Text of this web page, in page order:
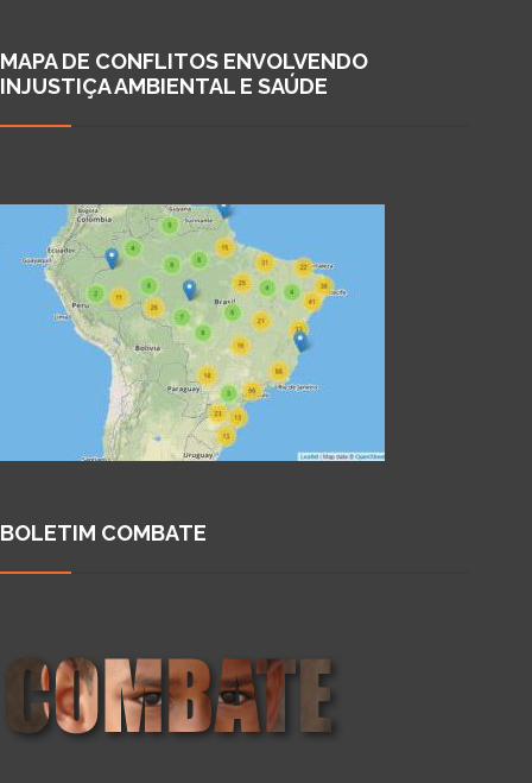
MAPA DE CONFLITOS ENVOLVENDO
INJUSTIÇA AMBIENTAL E SAÚDE
BOLETIM COMBATE